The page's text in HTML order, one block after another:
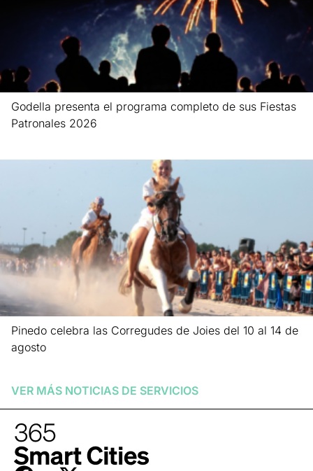
Godella presenta el programa completo de sus Fiestas
Patronales 2026
Pinedo celebra las Corregudes de Joies del 10 al 14 de
agosto
VER MÁS NOTICIAS DE SERVICIOS